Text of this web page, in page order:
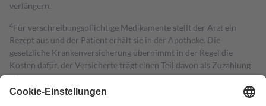
verlängern.
4Für verschreibungspflichtige Medikamente stellt der Arzt ein
Rezept aus und der Patient erhält sie in der Apotheke. Die
gesetzliche Krankenversicherung übernimmt in der Regel die
Kosten dafür, der Versicherte trägt einen Teil davon als Zuzahlung
mit.
Grundsätzlich leisten Mitglieder Zuzahlungen in Höhe von zehn